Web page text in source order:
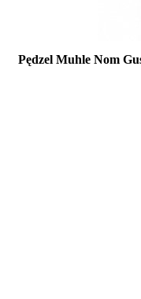
Pędzel Muhle Nom